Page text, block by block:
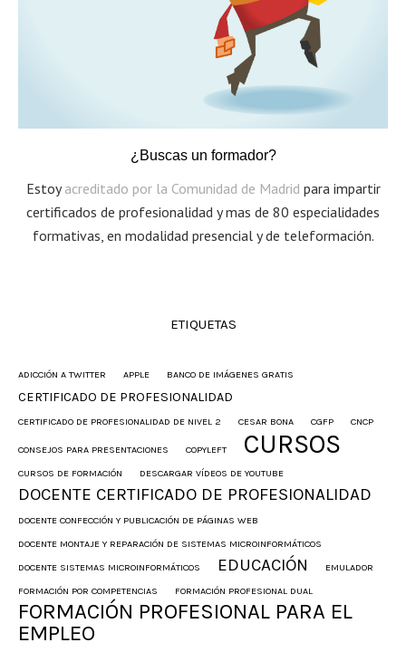
¿Buscas un formador?
Estoyacreditado por la Comunidad de Madrid para impartir
certificados de profesionalidad y mas de 80 especialidades
formativas, en modalidad presencial y de teleformación.
ETIQUETAS
ADICCIÓN A TWITTER APPLE BANCO DE IMÁGENES GRATIS
CERTIFICADO DE PROFESIONALIDAD
CERTIFICADO DE PROFESIONALIDAD DE NIVEL 2 CESAR BONA CGFP CNCP
CONSEJOS PARA PRESENTACIONES COPYLEFT CURSOS
CURSOS DE FORMACIÓN DESCARGAR VÍDEOS DE YOUTUBE
DOCENTE CERTIFICADO DE PROFESIONALIDAD
DOCENTE CONFECCIÓN Y PUBLICACIÓN DE PÁGINAS WEB
DOCENTE MONTAJE Y REPARACIÓN DE SISTEMAS MICROINFORMÁTICOS
DOCENTE SISTEMAS MICROINFORMÁTICOS
EDUCACIÓN
EMULADOR
FORMACIÓN POR COMPETENCIAS
FORMACIÓN PROFESIONAL DUAL
FORMACIÓN PROFESIONAL PARA EL
EMPLEO